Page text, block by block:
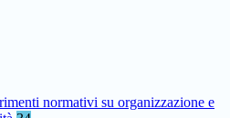
normativi su organizzazione e